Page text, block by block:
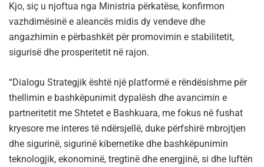
Kjo, siç u njoftua nga Ministria përkatëse, konfirmon
vazhdimësinë e aleancës midis dy vendeve dhe
angazhimin e përbashkët për promovimin e stabilitetit,
sigurisë dhe prosperitetit në rajon.
“Dialogu Strategjik është një platformë e rëndësishme për
thellimin e bashkëpunimit dypalësh dhe avancimin e
partneritetit me Shtetet e Bashkuara, me fokus në fushat
kryesore me interes të ndërsjellë, duke përfshirë mbrojtjen
dhe sigurinë, sigurinë kibernetike dhe bashkëpunimin
teknologjik, ekonominë, tregtinë dhe energjinë, si dhe luftën